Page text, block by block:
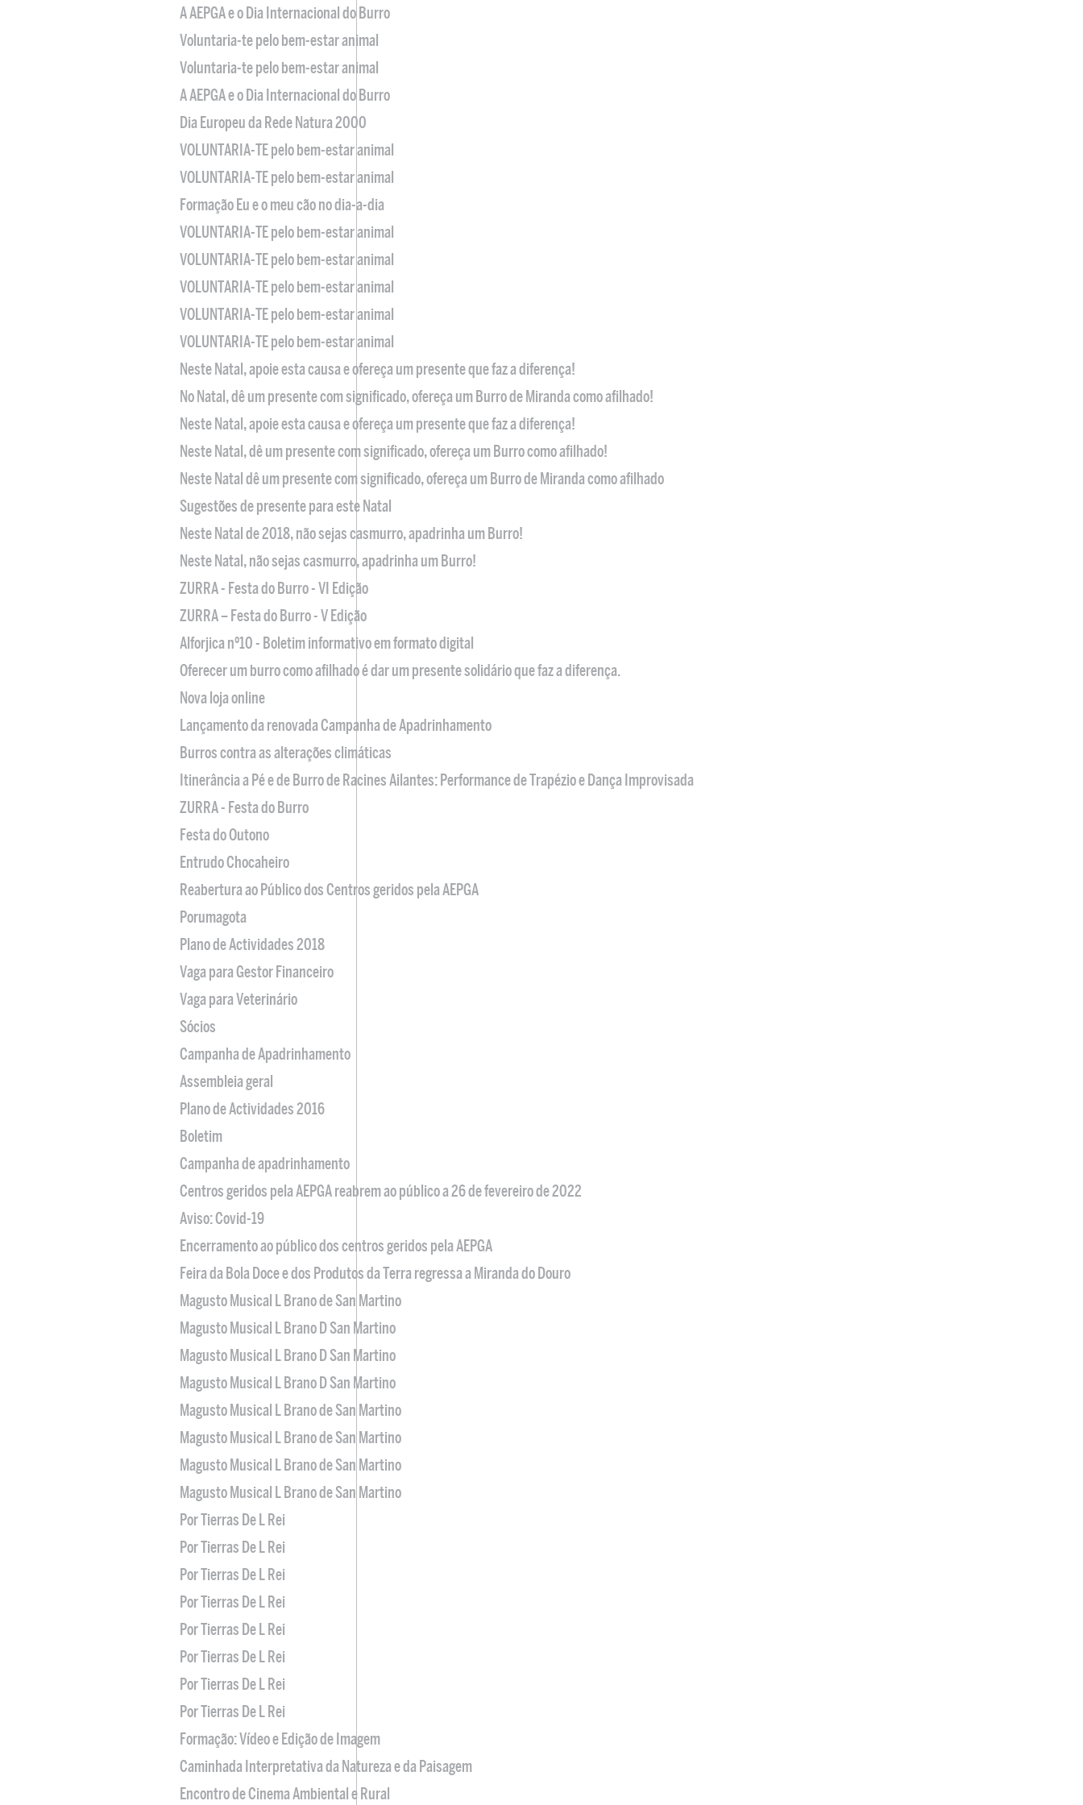
A AEPGA e o Dia Internacional do Burro
Voluntaria-te pelo bem-estar animal
Voluntaria-te pelo bem-estar animal
A AEPGA e o Dia Internacional do Burro
Dia Europeu da Rede Natura 2000
VOLUNTARIA-TE pelo bem-estar animal
VOLUNTARIA-TE pelo bem-estar animal
Formação Eu e o meu cão no dia-a-dia
VOLUNTARIA-TE pelo bem-estar animal
VOLUNTARIA-TE pelo bem-estar animal
VOLUNTARIA-TE pelo bem-estar animal
VOLUNTARIA-TE pelo bem-estar animal
VOLUNTARIA-TE pelo bem-estar animal
Neste Natal, apoie esta causa e ofereça um presente que faz a diferença!
No Natal, dê um presente com significado, ofereça um Burro de Miranda como afilhado!
Neste Natal, apoie esta causa e ofereça um presente que faz a diferença!
Neste Natal, dê um presente com significado, ofereça um Burro como afilhado!
Neste Natal dê um presente com significado, ofereça um Burro de Miranda como afilhado
Sugestões de presente para este Natal
Neste Natal de 2018, não sejas casmurro, apadrinha um Burro!
Neste Natal, não sejas casmurro, apadrinha um Burro!
ZURRA - Festa do Burro - VI Edição
ZURRA – Festa do Burro - V Edição
Alforjica nº10 - Boletim informativo em formato digital
Oferecer um burro como afilhado é dar um presente solidário que faz a diferença.
Nova loja online
Lançamento da renovada Campanha de Apadrinhamento
Burros contra as alterações climáticas
Itinerância a Pé e de Burro de Racines Ailantes: Performance de Trapézio e Dança Improvisada
ZURRA - Festa do Burro
Festa do Outono
Entrudo Chocaheiro
Reabertura ao Público dos Centros geridos pela AEPGA
Porumagota
Plano de Actividades 2018
Vaga para Gestor Financeiro
Vaga para Veterinário
Sócios
Campanha de Apadrinhamento
Assembleia geral
Plano de Actividades 2016
Boletim
Campanha de apadrinhamento
Centros geridos pela AEPGA reabrem ao público a 26 de fevereiro de 2022
Aviso: Covid-19
Encerramento ao público dos centros geridos pela AEPGA
Feira da Bola Doce e dos Produtos da Terra regressa a Miranda do Douro
Magusto Musical L Brano de San Martino
Magusto Musical L Brano D San Martino
Magusto Musical L Brano D San Martino
Magusto Musical L Brano D San Martino
Magusto Musical L Brano de San Martino
Magusto Musical L Brano de San Martino
Magusto Musical L Brano de San Martino
Magusto Musical L Brano de San Martino
Por Tierras De L Rei
Por Tierras De L Rei
Por Tierras De L Rei
Por Tierras De L Rei
Por Tierras De L Rei
Por Tierras De L Rei
Por Tierras De L Rei
Por Tierras De L Rei
Formação: Vídeo e Edição de Imagem
Caminhada Interpretativa da Natureza e da Paisagem
Encontro de Cinema Ambiental e Rural